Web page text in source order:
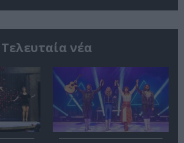
Τελευταία νέα